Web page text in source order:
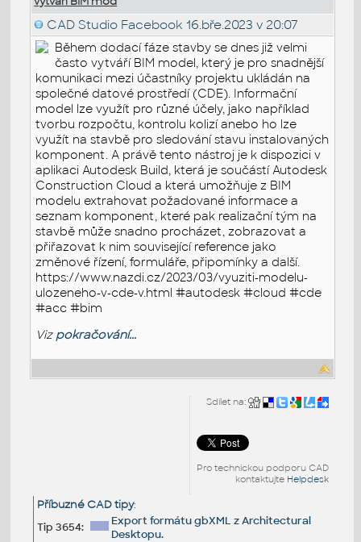
CAD Studio Facebook 16.bře.2023 v 20:07
Během dodací fáze stavby se dnes již velmi
často vytváří BIM model, který je pro snadnější
komunikaci mezi účastníky projektu ukládán na
společné datové prostředí (CDE). Informační
model lze využít pro různé účely, jako například
tvorbu rozpočtu, kontrolu kolizí anebo ho lze
využít na stavbě pro sledování stavu instalovaných
komponent. A právě tento nástroj je k dispozici v
aplikaci Autodesk Build, která je součástí Autodesk
Construction Cloud a která umožňuje z BIM
modelu extrahovat požadované informace a
seznam komponent, které pak realizační tým na
stavbě může snadno procházet, zobrazovat a
přiřazovat k nim související reference jako
změnové řízení, formuláře, připomínky a další.
https://www.nazdi.cz/2023/03/vyuziti-modelu-
ulozeneho-v-cde-v.html #autodesk #cloud #cde
#acc #bim
Viz pokračování...
Sdílet na:
Pro technickou podporu CAD
kontaktujte Helpdesk
Příbuzné CAD tipy:
Tip 3654:
Export formátu gbXML z Architectural
Desktopu.